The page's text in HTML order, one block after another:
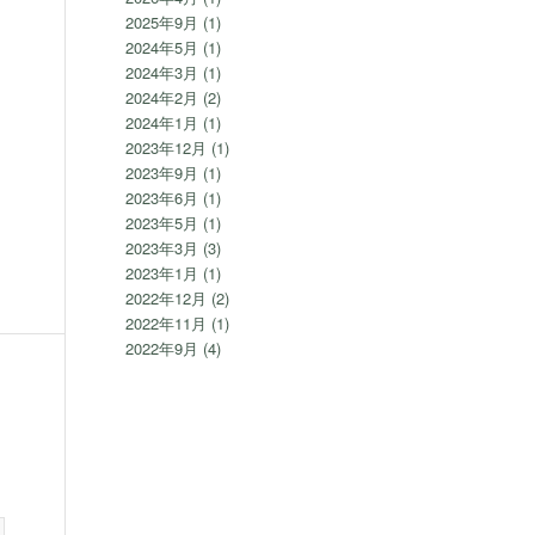
2025年9月 (1)
2024年5月 (1)
2024年3月 (1)
2024年2月 (2)
2024年1月 (1)
2023年12月 (1)
2023年9月 (1)
2023年6月 (1)
2023年5月 (1)
2023年3月 (3)
2023年1月 (1)
2022年12月 (2)
2022年11月 (1)
2022年9月 (4)